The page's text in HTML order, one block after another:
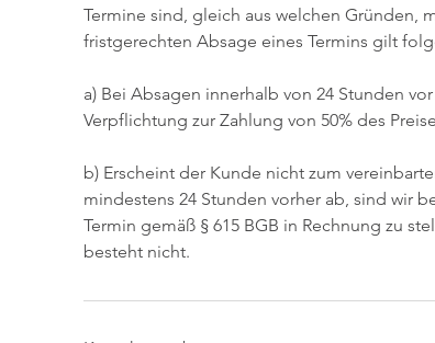
Termine sind, gleich aus welchen Gründen,
fristgerechten Absage eines Termins gilt
a) Bei Absagen innerhalb von 24 Stunden
Verpflichtung zur Zahlung von 50% des
b) Erscheint der Kunde nicht zum
mindestens 24 Stunden vorher ab, sind wir
Termin gemäß § 615 BGB in Rechnung zu